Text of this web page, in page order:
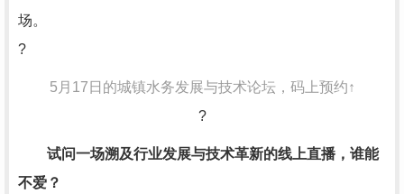
场。
?
5月17日的城镇水务发展与技术论坛，码上预约↑
?
试问一场溯及行业发展与技术革新的线上直播，谁能
不爱？